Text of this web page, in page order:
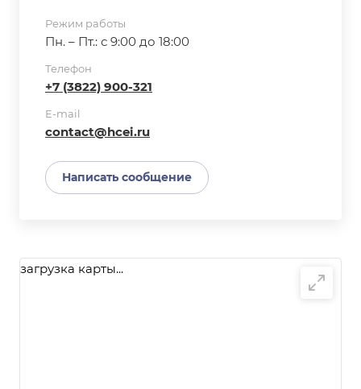
загрузка карты...
Режим работы
Пн. – Пт.: с 9:00 до 18:00
Телефон
+7 (3822) 900-321
E-mail
contact@hcei.ru
Написать сообщение